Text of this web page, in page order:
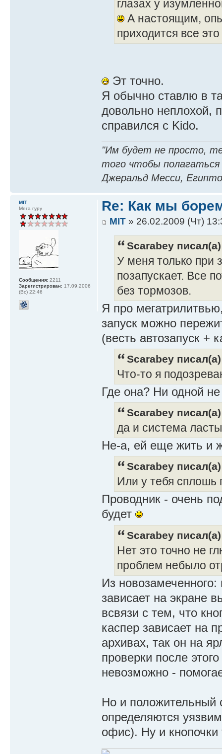
глазах у
А настоящим,
приходится все
Эт точно.
Я обычно ставлю в
довольно неплохой,
справился с Kido.
"Им будет не просто,
того чтобы
Джеральд Месси,
MIT
Мега гуру
Сообщения: 2211
Зарегистрирован: 17.09.2006
(Вс) 22:46
Re: Как мы
MIT» 26.02.2009 (Чт)
Scarabey
У меня только при
позапускает. Все
без тормозов.
Я про
запуск можно
(весть автозапуск +
Scarabey
Что-то я
Где она? Ни одной
Scarabey
да и система
Не-а, ей еще жить и
Scarabey
Или у тебя сплошь
Проводник - очень
будет
Scarabey
Нет это точно не
проблем небыло
Из
зависает на экране
всвязи с тем, что
каспер зависает на
архивах, так он на
проверки после
невозможно -
Но и положительный
определяются
офис). Ну и кнопочки